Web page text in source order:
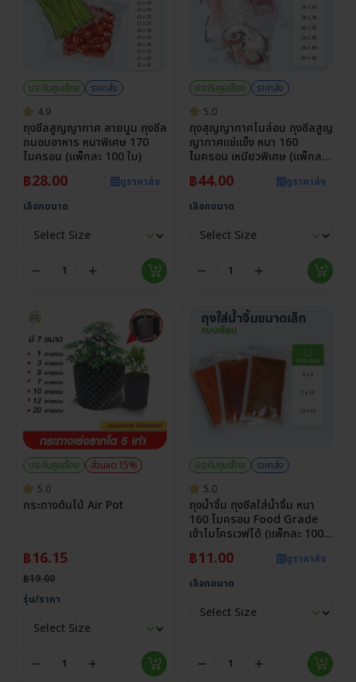
ประกันศูนย์ไทย
ราคาส่ง
4.9
ถุงซีลสูญญากาศ ลายนูน ถุงซีล
ถนอมอาหาร หนาพิเศษ 170
ไมครอน (แพ็กละ 100 ใบ)
฿28.00
ดูราคาส่ง
เลือกขนาด
ประกันศูนย์ไทย
ราคาส่ง
5.0
ถุงสุญญากาศไนล่อน ถุงซีลสูญ
ญากาศแช่แข็ง หนา 160
ไมครอน เหนียวพิเศษ (แพ็กละ
฿44.00
ดูราคาส่ง
เลือกขนาด
ประกันศูนย์ไทย
ส่วนลด 15%
5.0
กระถางต้นไม้ Air Pot
฿16.15
฿19.00
รุ่น/ราคา
ประกันศูนย์ไทย
ราคาส่ง
5.0
ถุงน้ำจิ้ม ถุงซีลใส่น้ำจิ้ม หนา
160 ไมครอน Food Grade
เข้าไมโครเวฟได้ (แพ็กละ 100
฿11.00
ดูราคาส่ง
เลือกขนาด